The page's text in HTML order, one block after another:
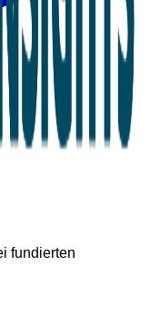
fundierten